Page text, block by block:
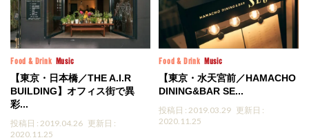
Food & Drink Music
【東京・日本橋／THE A.I.R
BUILDING】オフィス街で異
彩...
投稿日 : 2019.04.26 更新日 :
2020.11.25
Food & Drink Music
【東京・水天宮前／HAMACHO
DINING&BAR SE...
投稿日 : 2019.03.29 更新日 :
2020.11.25